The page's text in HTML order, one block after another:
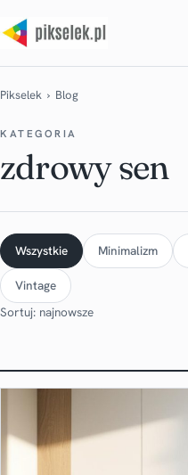
Pikselek › Blog
KATEGORIA
zdrowy sen
Wszystkie Minimalizm
Vintage
Sortuj: najnowsze